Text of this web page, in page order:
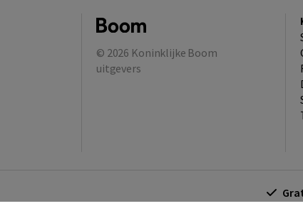
© 2026 Koninklijke Boom
uitgevers